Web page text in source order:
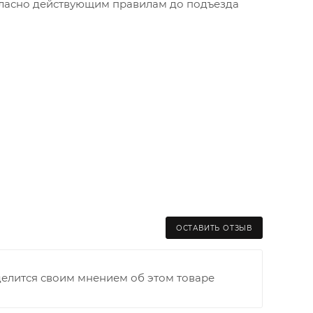
действующим правилам до подъезда
ОСТАВИТЬ ОТЗЫВ
своим мнением об этом товаре